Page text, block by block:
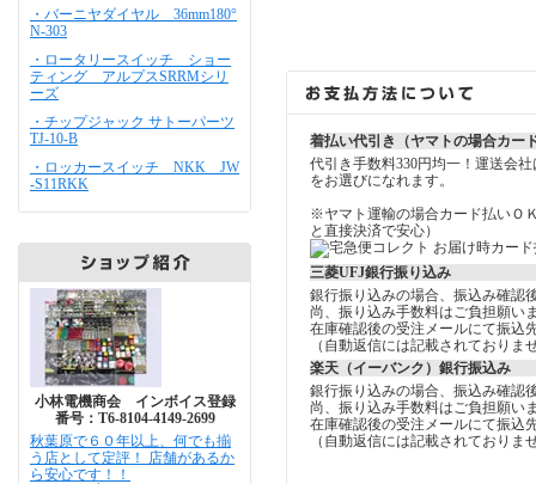
・バーニヤダイヤル 36mm180°
N-303
・ロータリースイッチ ショー
ティング アルプスSRRMシリ
ーズ
・チップジャック サトーパーツ
TJ-10-B
・ロッカースイッチ NKK JW
-S11RKK
小林電機商会 インボイス登録
番号：T6-8104-4149-2699
秋葉原で６０年以上、何でも揃
う店として定評！ 店舗があるか
ら安心です！！
着払い代引き（ヤマトの場合カー
代引き手数料330円均一！運送会
をお選びになれます。
※ヤマト運輸の場合カード払いＯ
と直接決済で安心）
三菱UFJ銀行振り込み
銀行振り込みの場合、振込み確認
尚、振り込み手数料はご負担願い
在庫確認後の受注メールにて振込
（自動返信には記載されておりま
楽天（イーバンク）銀行振込み
銀行振り込みの場合、振込み確認
尚、振り込み手数料はご負担願い
在庫確認後の受注メールにて振込
（自動返信には記載されておりま